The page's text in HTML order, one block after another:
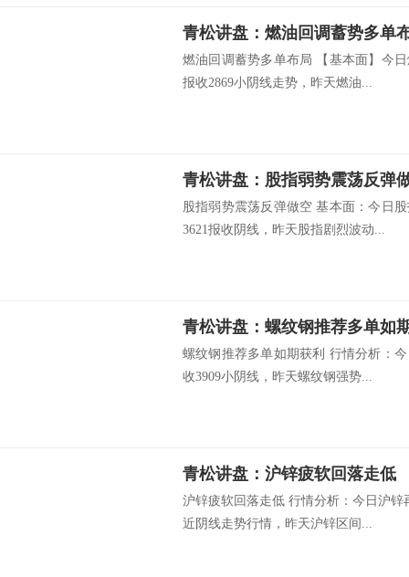
青松讲盘：燃油回调蓄势多单
燃油回调蓄势多单布局 【基本面】今
报收2869小阴线走势，昨天燃油...
青松讲盘：股指弱势震荡反弹
股指弱势震荡反弹做空 基本面：今日
3621报收阴线，昨天股指剧烈波动...
青松讲盘：螺纹钢推荐多单如
螺纹钢推荐多单如期获利 行情分析：
收3909小阴线，昨天螺纹钢强势...
青松讲盘：沪锌疲软回落走低
沪锌疲软回落走低 行情分析：今日沪锌
近阴线走势行情，昨天沪锌区间...